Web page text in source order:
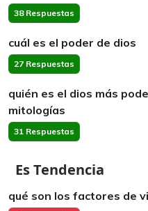
38 Respuestas
cuál es el poder de dios
27 Respuestas
quién es el dios más
mitologías
31 Respuestas
Es Tendencia
qué son los factores de